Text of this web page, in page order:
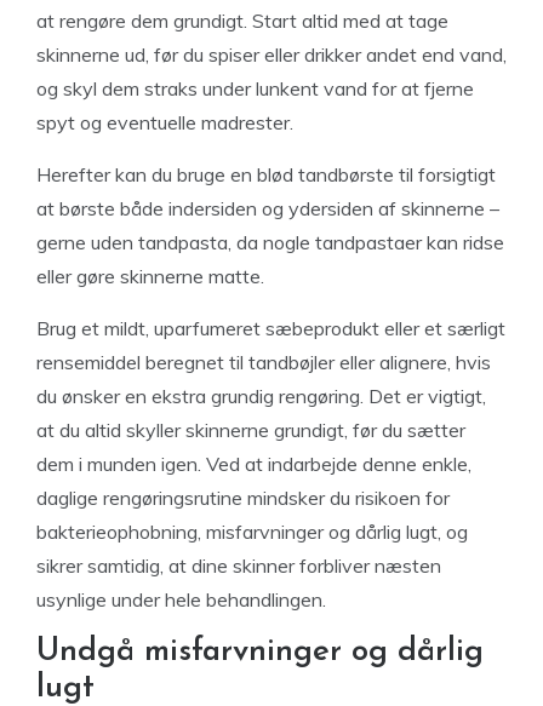
at rengøre dem grundigt. Start altid med at tage
skinnerne ud, før du spiser eller drikker andet end vand,
og skyl dem straks under lunkent vand for at fjerne
spyt og eventuelle madrester.
Herefter kan du bruge en blød tandbørste til forsigtigt
at børste både indersiden og ydersiden af skinnerne –
gerne uden tandpasta, da nogle tandpastaer kan ridse
eller gøre skinnerne matte.
Brug et mildt, uparfumeret sæbeprodukt eller et særligt
rensemiddel beregnet til tandbøjler eller alignere, hvis
du ønsker en ekstra grundig rengøring. Det er vigtigt,
at du altid skyller skinnerne grundigt, før du sætter
dem i munden igen. Ved at indarbejde denne enkle,
daglige rengøringsrutine mindsker du risikoen for
bakterieophobning, misfarvninger og dårlig lugt, og
sikrer samtidig, at dine skinner forbliver næsten
usynlige under hele behandlingen.
Undgå misfarvninger og dårlig
lugt